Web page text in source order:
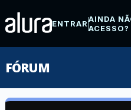
ENTRARAINDA
ACESSO?
FÓRUM